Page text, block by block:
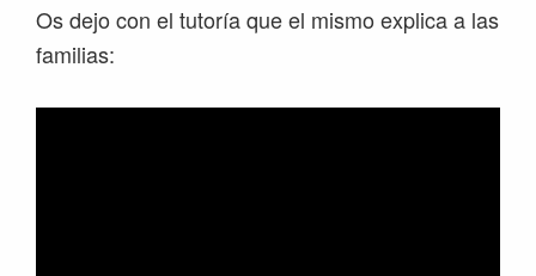
Os dejo con el tutoría que el mismo explica a las
familias: